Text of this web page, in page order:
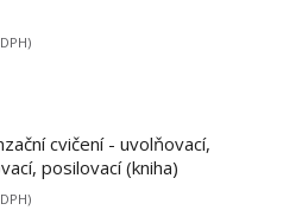
cvičení - uvolňovací,
posilovací (kniha)